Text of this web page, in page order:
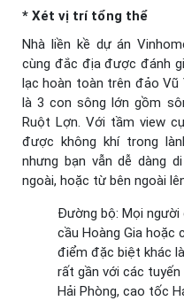
* Xét vị trí tổng thể
Nhà liền kề dự án
cùng đắc địa được đánh
lạc hoàn toàn trên đảo Vũ
là 3 con sông lớn gồm
Ruột Lợn. Với tầm view
được không khí trong
nhưng bạn vẫn dễ dàng
ngoài, hoặc từ bên ngoài
Đường bộ: Mọi
cầu Hoàng Gia hoặc
điểm đặc biệt khác
rất gần với các
Hải Phòng, cao tốc